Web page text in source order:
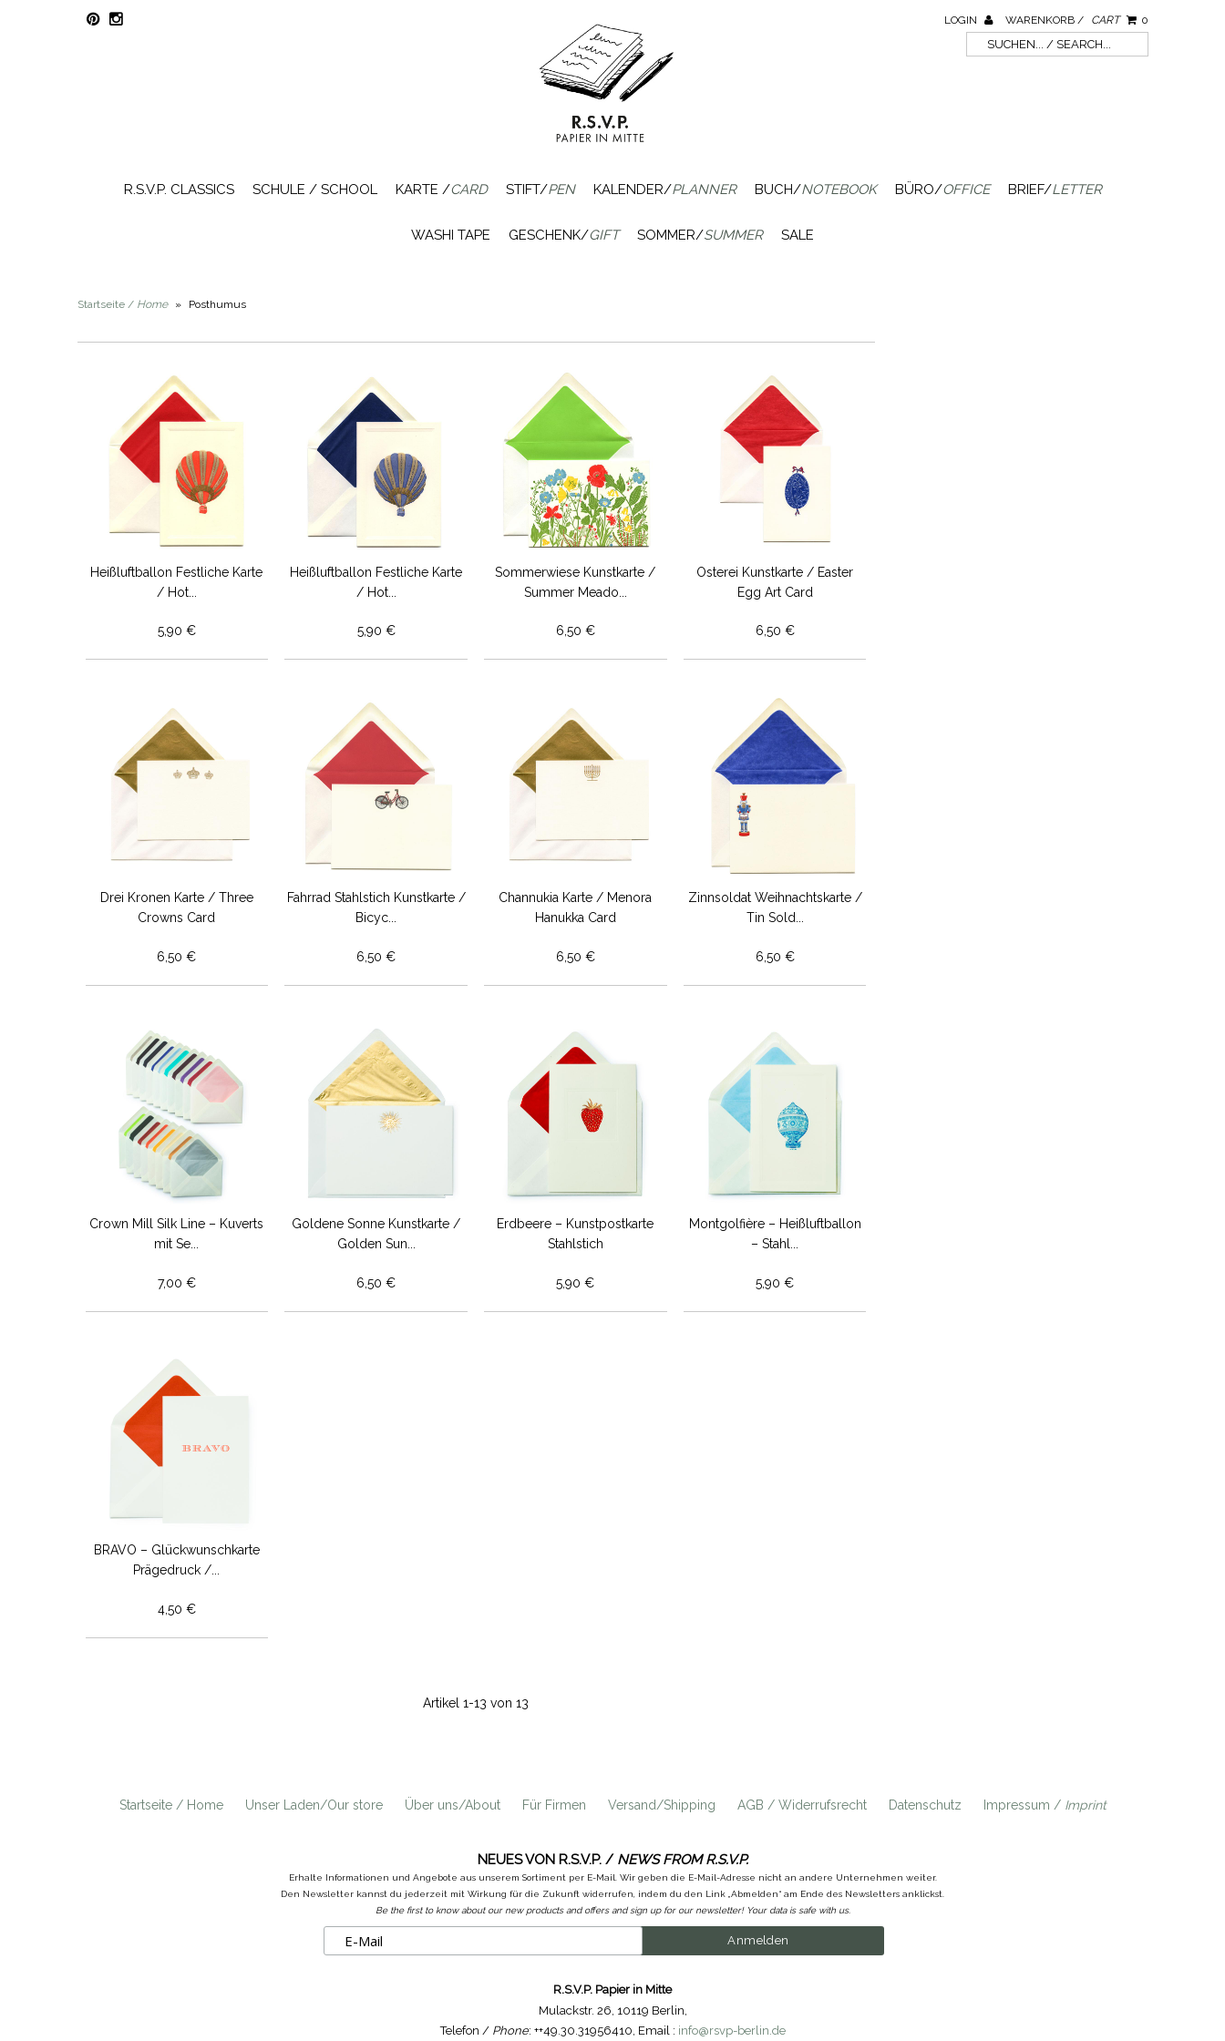
LOGIN WARENKORB / CART 0
R.S.V.P. CLASSICS SCHULE / SCHOOL KARTE /CARD STIFT/PEN KALENDER/PLANNER BUCH/NOTEBOOK BÜRO/OFFICE BRIEF/LETTER
WASHI TAPE GESCHENK/GIFT SOMMER/SUMMER SALE
Startseite / Home » Posthumus
Heißluftballon Festliche Karte
/ Hot...
5,90 €
Heißluftballon Festliche Karte
/ Hot...
5,90 €
Sommerwiese Kunstkarte /
Summer Meado...
6,50 €
Osterei Kunstkarte / Easter
Egg Art Card
6,50 €
Drei Kronen Karte / Three
Crowns Card
6,50 €
Fahrrad Stahlstich Kunstkarte /
Bicyc...
6,50 €
Channukia Karte / Menora
Hanukka Card
6,50 €
Zinnsoldat Weihnachtskarte /
Tin Sold...
6,50 €
Crown Mill Silk Line – Kuverts
mit Se...
7,00 €
Goldene Sonne Kunstkarte /
Golden Sun...
6,50 €
Erdbeere – Kunstpostkarte
Stahlstich
5,90 €
Montgolfière – Heißluftballon
– Stahl...
5,90 €
BRAVO – Glückwunschkarte
Prägedruck /...
4,50 €
Artikel 1-13 von 13
Startseite / Home Unser Laden/Our store Über uns/About Für Firmen Versand/Shipping AGB / Widerrufsrecht Datenschutz Impressum / Imprint
NEUES VON R.S.V.P. / NEWS FROM R.S.V.P.
Erhalte Informationen und Angebote aus unserem Sortiment per E-Mail. Wir geben die E-Mail-Adresse nicht an andere Unternehmen weiter.
Den Newsletter kannst du jederzeit mit Wirkung für die Zukunft widerrufen, indem du den Link „Abmelden“ am Ende des Newsletters anklickst.
Be the first to know about our new products and offers and sign up for our newsletter! Your data is safe with us.
R.S.V.P. Papier in Mitte
Mulackstr. 26 10119 Berlin
Telefon / Phone: ++49.30.31956410 Email : info@rsvp-berlin.de